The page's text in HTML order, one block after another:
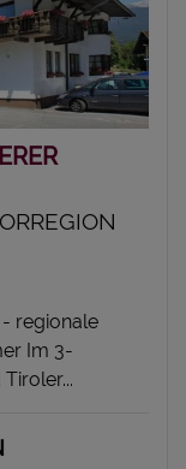
regionale
Im 3-